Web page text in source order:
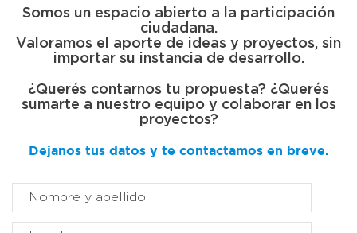
Somos un espacio abierto a la participación
ciudadana.
Valoramos el aporte de ideas y proyectos, sin
importar su instancia de desarrollo.
¿Querés contarnos tu propuesta? ¿Querés
sumarte a nuestro equipo y colaborar en los
proyectos?
Dejanos tus datos y te contactamos en breve.